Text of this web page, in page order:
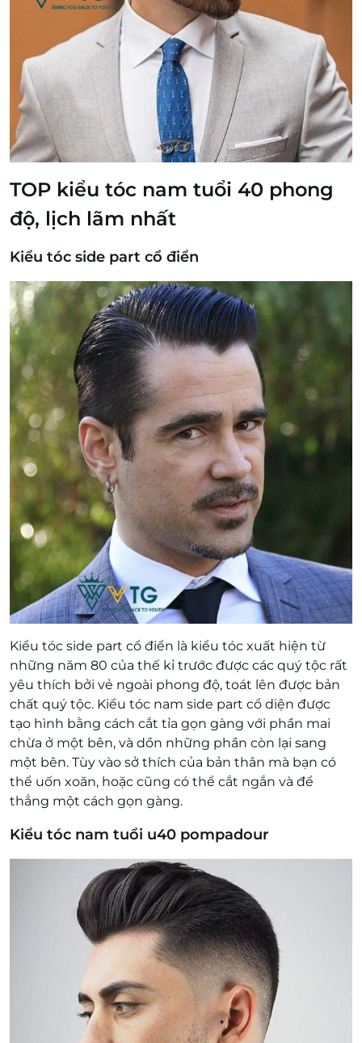
TOP kiểu tóc nam tuổi 40 phong
độ, lịch lãm nhất
Kiểu tóc side part cổ điển
Kiểu tóc side part cổ điển là kiểu tóc xuất hiện từ
những năm 80 của thế kỉ trước được các quý tộc rất
yêu thích bởi vẻ ngoài phong độ, toát lên được bản
chất quý tộc. Kiểu tóc nam side part cổ diện được
tạo hình bằng cách cắt tỉa gọn gàng với phần mai
chừa ở một bên, và dồn những phần còn lại sang
một bên. Tùy vào sở thích của bản thân mà bạn có
thể uốn xoăn, hoặc cũng có thể cắt ngắn và để
thẳng một cách gọn gàng.
Kiểu tóc nam tuổi u40 pompadour